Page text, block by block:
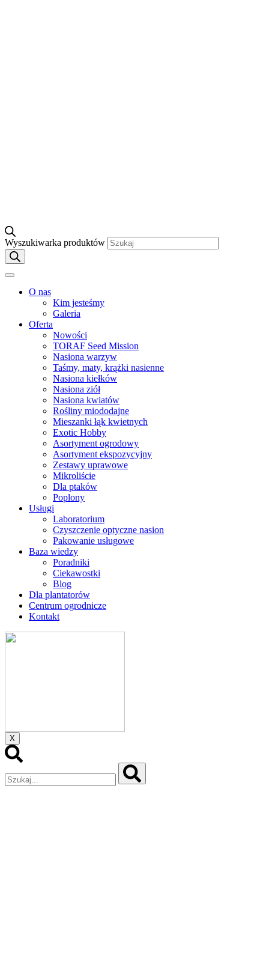
Wyszukiwarka produktów
O nas
Kim jesteśmy
Galeria
Oferta
Nowości
TORAF Seed Mission
Nasiona warzyw
Taśmy, maty, krążki nasienne
Nasiona kiełków
Nasiona ziół
Nasiona kwiatów
Rośliny miododajne
Mieszanki łąk kwietnych
Exotic Hobby
Asortyment ogrodowy
Asortyment ekspozycyjny
Zestawy uprawowe
Mikroliście
Dla ptaków
Poplony
Usługi
Laboratorium
Czyszczenie optyczne nasion
Pakowanie usługowe
Baza wiedzy
Poradniki
Ciekawostki
Blog
Dla plantatorów
Centrum ogrodnicze
Kontakt
X